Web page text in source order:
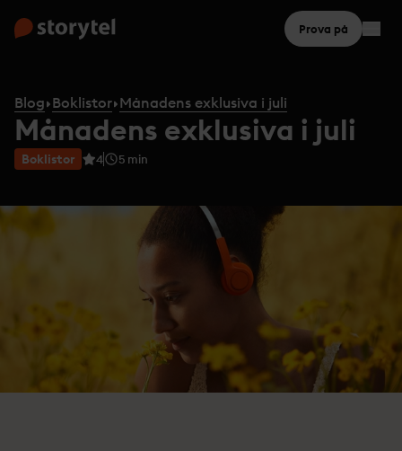
Prova på
Blog Boklistor Månadens exklusiva i juli
Månadens exklusiva i juli
Boklistor 4 5 min